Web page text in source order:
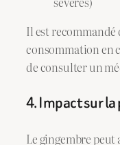
Il est
consommation en
de consulter un
4. Impact sur
Le gingembre peut